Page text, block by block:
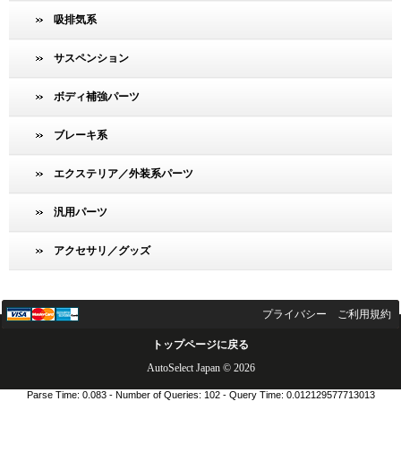
吸排気系
サスペンション
ボディ補強パーツ
ブレーキ系
エクステリア／外装系パーツ
汎用パーツ
アクセサリ／グッズ
プライバシー ご利用規約
トップページに戻る
AutoSelect Japan © 2026
Parse Time: 0.083 - Number of Queries: 102 - Query Time: 0.012129577713013